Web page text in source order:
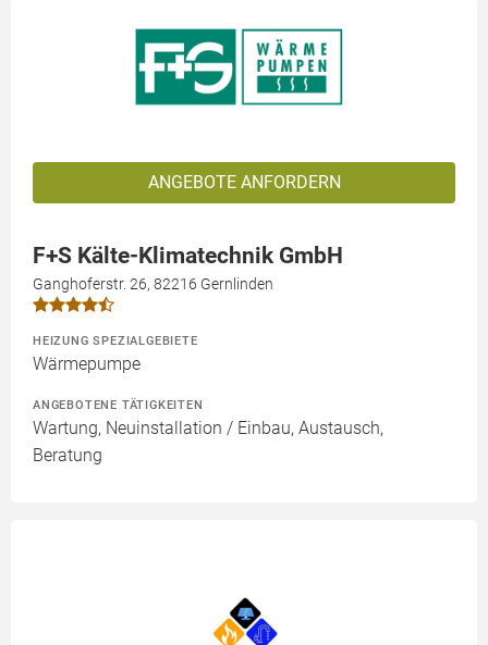
ANGEBOTE ANFORDERN
F+S Kälte-Klimatechnik GmbH
Ganghoferstr. 26, 82216 Gernlinden
HEIZUNG SPEZIALGEBIETE
Wärmepumpe
ANGEBOTENE TÄTIGKEITEN
Wartung, Neuinstallation / Einbau, Austausch,
Beratung